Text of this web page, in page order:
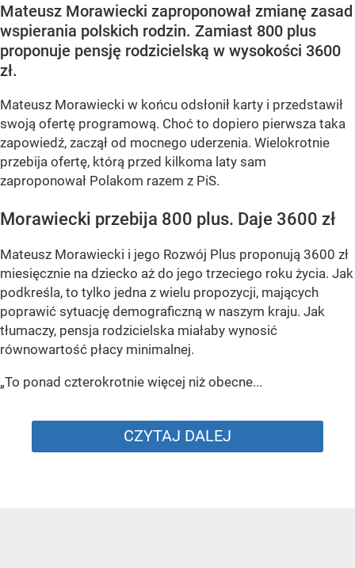
Mateusz Morawiecki zaproponował zmianę zasad
wspierania polskich rodzin. Zamiast 800 plus
proponuje pensję rodzicielską w wysokości 3600
zł.
Mateusz Morawiecki w końcu odsłonił karty i przedstawił
swoją ofertę programową. Choć to dopiero pierwsza taka
zapowiedź, zaczął od mocnego uderzenia. Wielokrotnie
przebija ofertę, którą przed kilkoma laty sam
zaproponował Polakom razem z PiS.
Morawiecki przebija 800 plus. Daje 3600 zł
Mateusz Morawiecki i jego Rozwój Plus proponują 3600 zł
miesięcznie na dziecko aż do jego trzeciego roku życia. Jak
podkreśla, to tylko jedna z wielu propozycji, mających
poprawić sytuację demograficzną w naszym kraju. Jak
tłumaczy, pensja rodzicielska miałaby wynosić
równowartość płacy minimalnej.
„To ponad czterokrotnie więcej niż obecne...
CZYTAJ DALEJ